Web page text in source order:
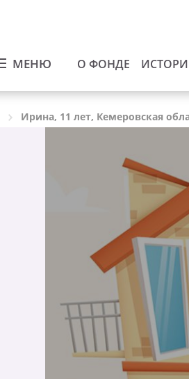
МЕНЮ О ФОНДЕ
Ирина, 11 лет, Кемеровская